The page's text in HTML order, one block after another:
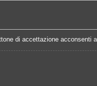
di accettazione acconsenti